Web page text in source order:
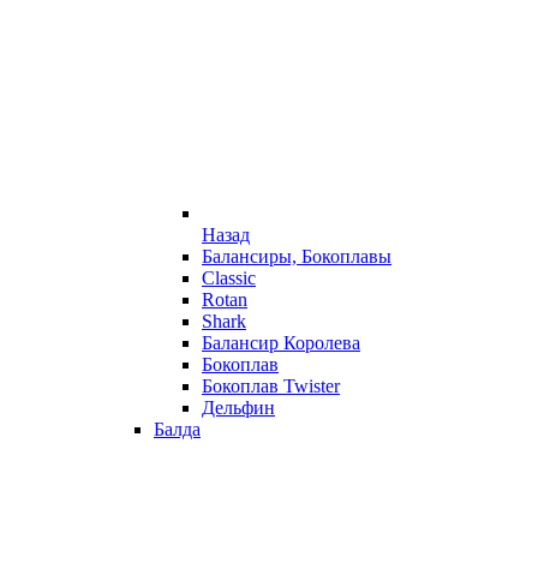
Назад
Балансиры, Бокоплавы
Classic
Rotan
Shark
Балансир Королева
Бокоплав
Бокоплав Twister
Дельфин
Балда